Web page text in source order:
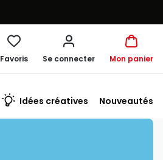
Favoris Se connecter Mon panier
Idées créatives Nouveautés